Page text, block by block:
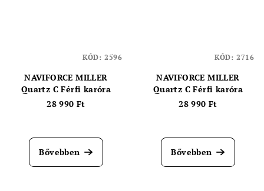
NAVIFORCE MILLER
Quartz C Férfi karóra
28 990 Ft
Bővebben
KÓD: 2596
NAVIFORCE MILLER
Quartz C Férfi karóra
28 990 Ft
Bővebben
KÓD: 2716